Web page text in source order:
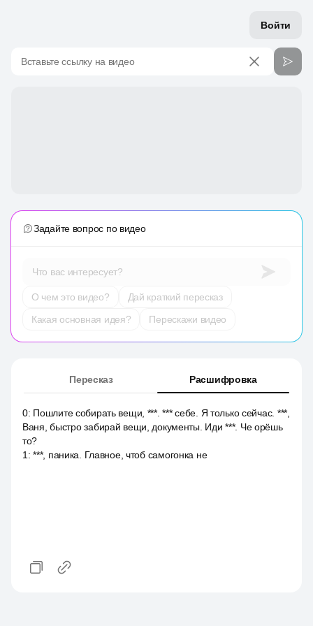
Войти
Вставьте ссылку на видео
Задайте вопрос по видео
Что вас интересует?
О чем это видео?
Дай краткий пересказ
Какая основная идея?
Перескажи видео
Пересказ Расшифровка
0: Пошлите собирать вещи, ***. *** себе. Я только сейчас. ***,
Ваня, быстро забирай вещи, документы. Иди ***. Че орёшь
то?
1 :***, паника. Главное, чтоб самогонка не